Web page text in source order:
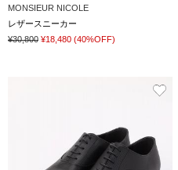
MONSIEUR NICOLE
レザースニーカー
¥30,800 ¥18,480 (40%OFF)